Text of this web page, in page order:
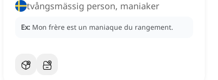
tvångsmässig person, maniaker
Ex: Mon frère est un maniaque du rangement.